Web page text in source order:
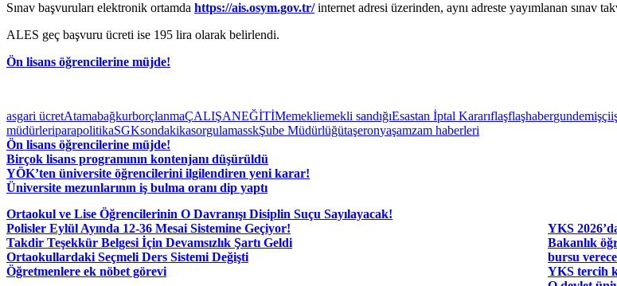
Sınav başvuruları elektronik ortamda https://ais.osym.gov.tr/internet adresi üzerinden, aynı adreste yayımlanan sınav
ALES geç başvuru ücreti ise 195 lira olarak belirlendi.
Ön lisans öğrencilerine müjde!
asgari ücretAtamabağkurborçlanmaÇALIŞANEĞİTİMemekliemekli sandığıEsastan İptal Kararıflaşflaşhabergundemişçi
müdürleriparapolitikaSGKsondakikasorgulamasskŞube Müdürlüğütaşeronyaşamzam haberleri
Ön lisans öğrencilerine müjde!
Birçok lisans programının kontenjanı düşürüldü
YÖK’ten üniversite öğrencilerini ilgilendiren yeni karar!
Üniversite mezunlarının iş bulma oranı dip yaptı
Ortaokul ve Lise Öğrencilerinin O Davranışı Disiplin Suçu Sayılayacak!
Polisler Eylül Ayında 12-36 Mesai Sistemine Geçiyor!
Takdir Teşekkür Belgesi İçin Devamsızlık Şartı Geldi
Ortaokullardaki Seçmeli Ders Sistemi Değişti
Öğretmenlere ek nöbet görevi
YKS
Bakanlık
bursu
YKS tercih